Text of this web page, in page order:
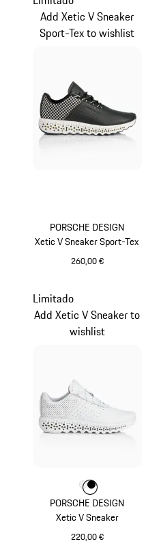
PORSCHE DESIGN
Xetic V Sneaker Sport-Tex
260,00 €
Add Xetic V Sneaker
Sport-Tex to wishlist
PORSCHE DESIGN
Xetic V Sneaker
220,00 €
Limitado
Add Xetic V Sneaker to
wishlist
Cor
Cor
Cor